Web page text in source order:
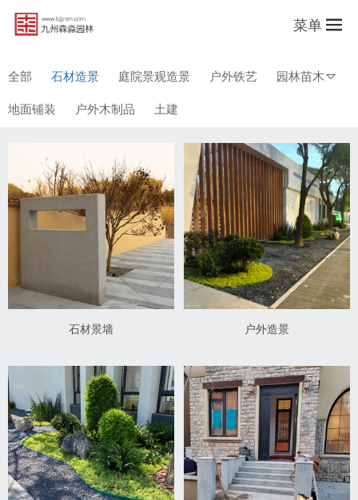
菜单
全部 石材造景 庭院景观造景 户外铁艺 园林苗木
地面铺装 户外木制品 土建
石材景墙 户外造景